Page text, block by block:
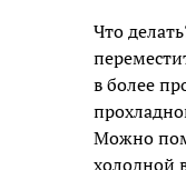
Что
в более
Можно
холодной